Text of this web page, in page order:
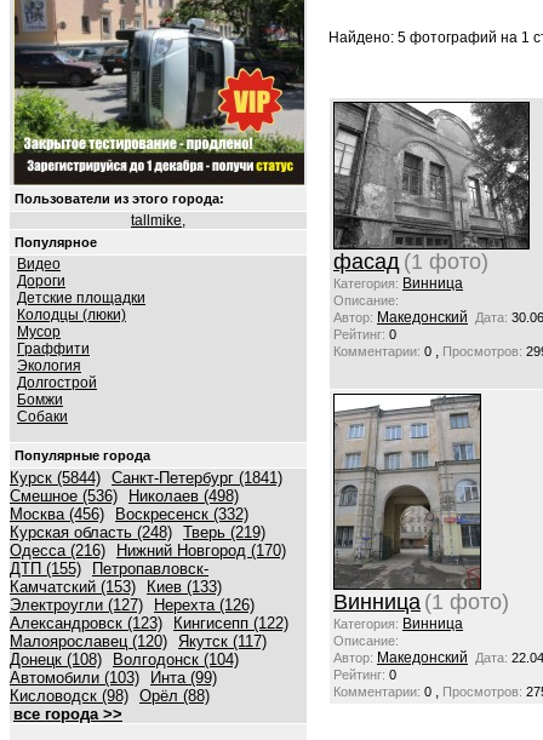
Пользователи из этого города:
tallmike,
Популярное
Видео
Дороги
Детские площадки
Колодцы (люки)
Мусор
Граффити
Экология
Долгострой
Бомжи
Собаки
Популярные города
Курск (5844) Санкт-Петербург (1841)
Смешное (536)
Николаев (498)
Москва (456)
Воскресенск (332)
Курская область (248) Тверь (219)
Одесса (216)
Нижний Новгород (170)
ДТП (155)
Петропавловск-
Камчатский (153)
Киев (133)
Электроугли (127)
Нерехта (126)
Александровск (123)
Кингисепп (122)
Малоярославец (120) Якутск (117)
Донецк (108)
Волгодонск (104)
Автомобили (103)
Инта (99)
Кисловодск (98) Орёл (88)
все города >>
Найдено: 5 фотографий на 1
фасад (1 фото)
Категория: Винница
Описание:
Автор: Македонский Дата:
Рейтинг: 0
Комментарии: 0 , Просмотров:
Винница (1 фото)
Категория: Винница
Описание:
Автор: Македонский Дата:
Рейтинг: 0
Комментарии: 0 , Просмотров: